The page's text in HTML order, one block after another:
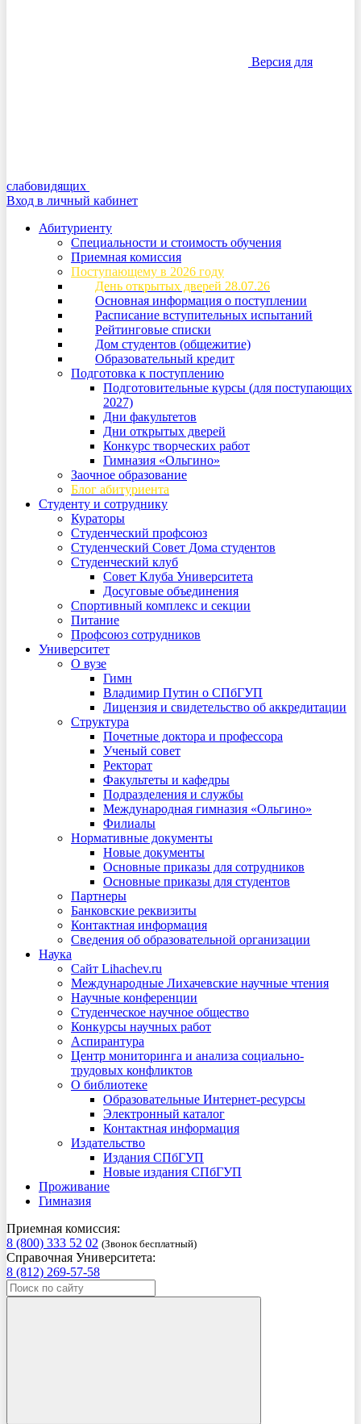
Версия для
слабовидящих
Вход в личный кабинет
Абитуриенту
Специальности и стоимость обучения
Приемная комиссия
Поступающему в 2026 году
День открытых дверей 28.07.26
Основная информация о поступлении
Расписание вступительных испытаний
Рейтинговые списки
Дом студентов (общежитие)
Образовательный кредит
Подготовка к поступлению
Подготовительные курсы (для поступающих
2027)
Дни факультетов
Дни открытых дверей
Конкурс творческих работ
Гимназия «Ольгино»
Заочное образование
Блог абитуриента
Студенту и сотруднику
Кураторы
Студенческий профсоюз
Студенческий Совет Дома студентов
Студенческий клуб
Совет Клуба Университета
Досуговые объединения
Спортивный комплекс и секции
Питание
Профсоюз сотрудников
Университет
О вузе
Гимн
Владимир Путин о СПбГУП
Лицензия и свидетельство об аккредитации
Структура
Почетные доктора и профессора
Ученый совет
Ректорат
Факультеты и кафедры
Подразделения и службы
Международная гимназия «Ольгино»
Филиалы
Нормативные документы
Новые документы
Основные приказы для сотрудников
Основные приказы для студентов
Партнеры
Банковские реквизиты
Контактная информация
Сведения об образовательной организации
Наука
Сайт Lihachev.ru
Международные Лихачевские научные чтения
Научные конференции
Студенческое научное общество
Конкурсы научных работ
Аспирантура
Центр мониторинга и анализа социально-
трудовых конфликтов
О библиотеке
Образовательные Интернет-ресурсы
Электронный каталог
Контактная информация
Издательство
Издания СПбГУП
Новые издания СПбГУП
Проживание
Гимназия
Приемная комиссия:
8 (800) 333 52 02 (Звонок бесплатный)
Справочная Университета:
8 (812) 269-57-58